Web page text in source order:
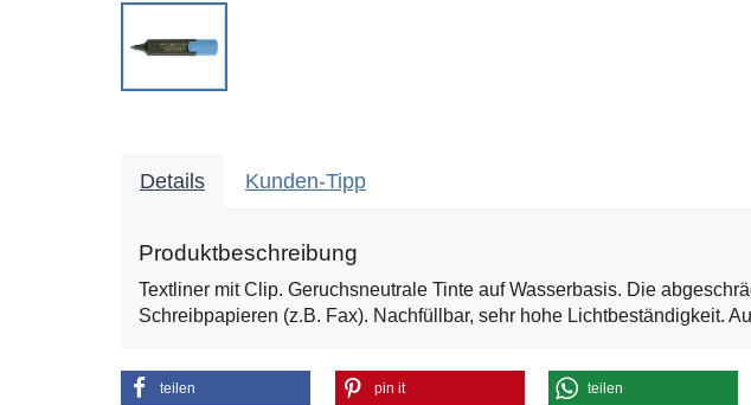
Details Kunden-Tipp
Produktbeschreibung
Textliner mit Clip. Geruchsneutrale Tinte auf Wasserbasis. Die
Schreibpapieren (z.B. Fax). Nachfüllbar, sehr hohe Lichtbeständigkeit.
teilen pin it teilen